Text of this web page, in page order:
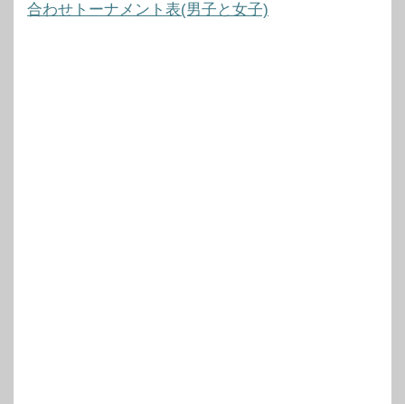
合わせトーナメント表(男子と女子)